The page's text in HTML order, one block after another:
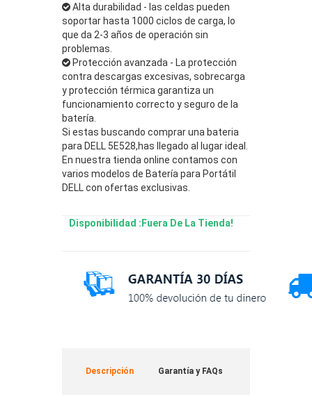
Alta durabilidad - las celdas pueden
soportar hasta 1000 ciclos de carga, lo
que da 2-3 años de operación sin
problemas.
Protección avanzada - La protección
contra descargas excesivas, sobrecarga
y protección térmica garantiza un
funcionamiento correcto y seguro de la
batería.
Si estas buscando comprar una bateria
para DELL 5E528,has llegado al lugar ideal.
En nuestra tienda online contamos con
varios modelos de Batería para Portátil
DELL con ofertas exclusivas.
Disponibilidad :Fuera De La Tienda!
Descripción Garantía y FAQs